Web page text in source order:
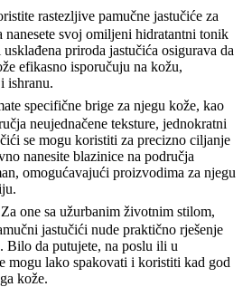
rastezljive pamučne jastučiće za
nanesete svoj omiljeni hidratantni tonik
priroda jastučića osigurava da
efikasno isporučuju na kožu,
ishranu.
specifične brige za njegu kože, kao
neujednačene teksture, jednokratni
se mogu koristiti za precizno ciljanje
nanesite blazinice na područja
omogućavajući proizvodima za njegu
one sa užurbanim životnim stilom,
jastučići nude praktično rješenje
Bilo da putujete, na poslu ili u
mogu lako spakovati i koristiti kad god
kože.